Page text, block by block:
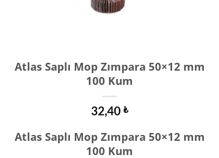
Atlas Saplı Mop Zımpara 50×12 mm
100 Kum
32,40 ₺
Atlas Saplı Mop Zımpara 50×12 mm
100 Kum